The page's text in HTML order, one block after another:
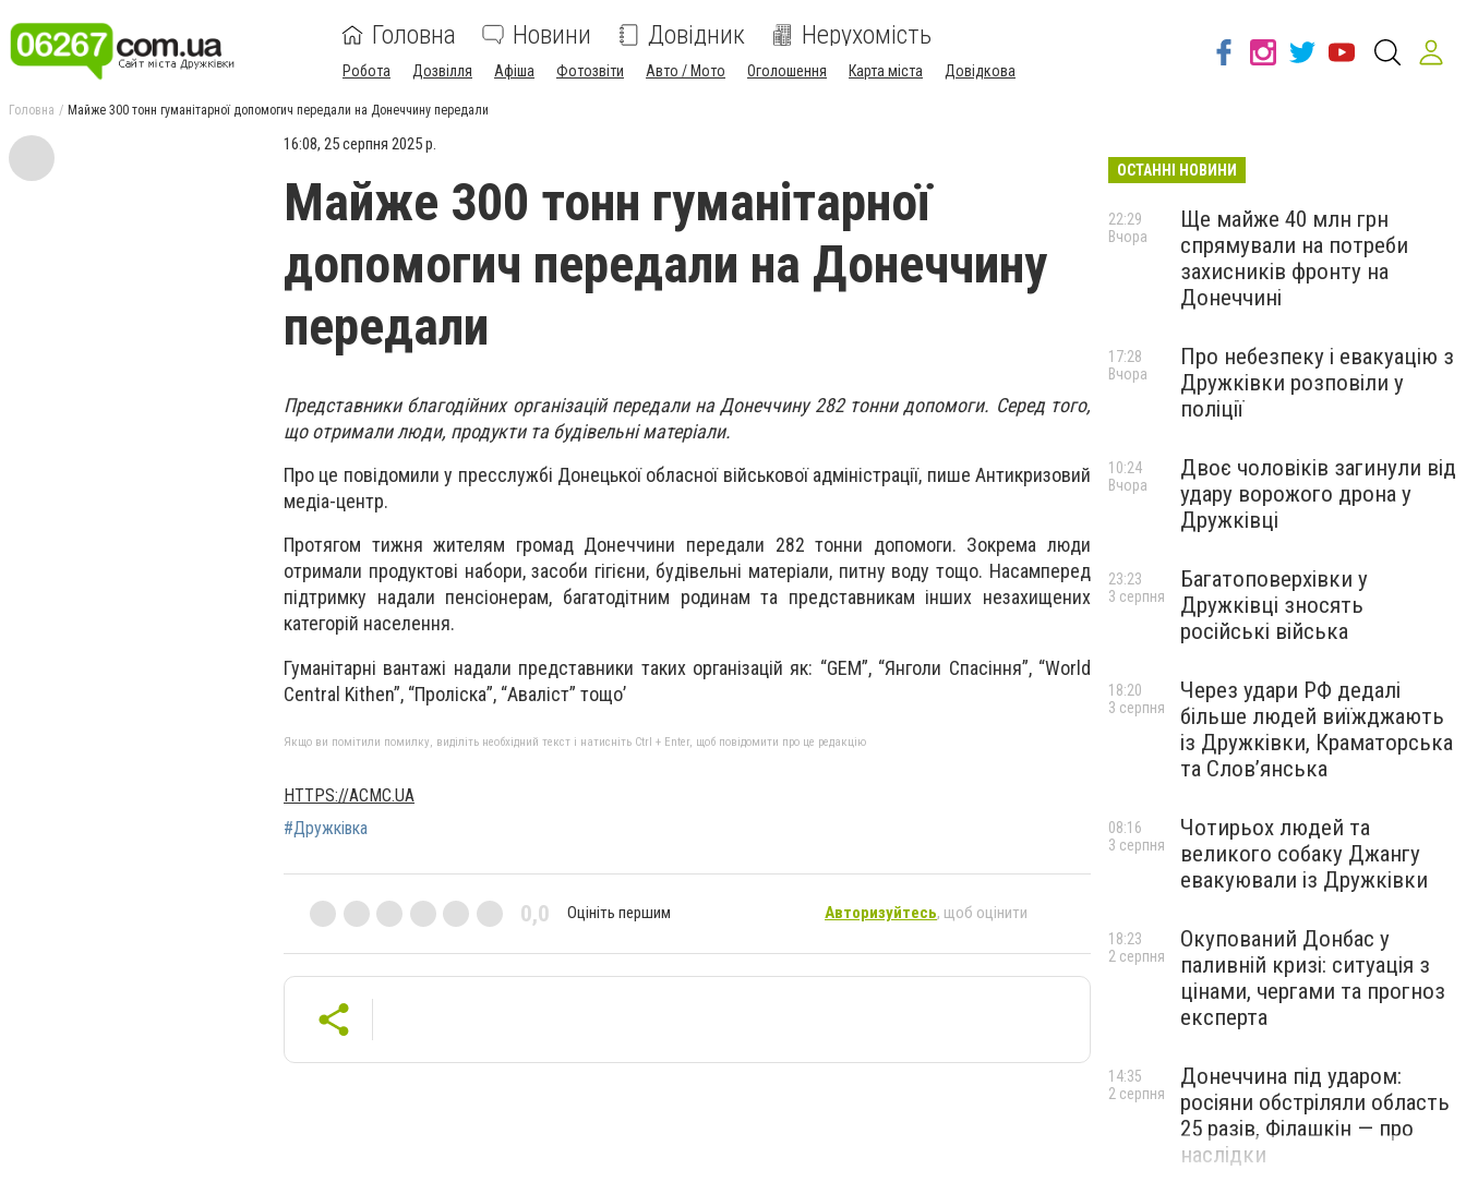
Головна Новини Довідник Нерухомість
Робота Дозвілля Афіша Фотозвіти Авто / Мото Оголошення Карта міста Довідкова
Головна Майже 300 тонн гуманітарної допомогич передали на Донеччину передали
16:08, 25 серпня 2025 р.
Майже 300 тонн гуманітарної
допомогич передали на Донеччину
передали
Представники благодійних організацій передали на Донеччину 282 тонни допомоги. Серед того,
що отримали люди, продукти та будівельні матеріали.
Про це повідомили у пресслужбі Донецької обласної військової адміністрації, пише Антикризовий
медіа-центр.
Протягом тижня жителям громад Донеччини передали 282 тонни допомоги. Зокрема люди
отримали продуктові набори, засоби гігієни, будівельні матеріали, питну воду тощо. Насамперед
підтримку надали пенсіонерам, багатодітним родинам та представникам інших незахищених
категорій населення.
Гуманітарні вантажі надали представники таких організацій як: “GEM”, “Янголи Спасіння”, “World
Central Kithen”, “Проліска”, “Аваліст” тощоʼ
Якщо ви помітили помилку, виділіть необхідний текст і натисніть Ctrl + Enter, щоб повідомити про це редакцію
HTTPS://ACMC.UA
#Дружківка
0,0 Оцініть першим Авторизуйтесь, щоб оцінити
ОСТАННІ НОВИНИ
Ще майже 40 млн грн
спрямували на потреби
захисників фронту на
Донеччині
22:29
Вчора
Про небезпеку і евакуацію з
Дружківки розповіли у
поліції
17:28
Вчора
Двоє чоловіків загинули від
удару ворожого дрона у
Дружківці
10:24
Вчора
Багатоповерхівки у
Дружківці зносять
російські війська
23:23
3 серпня
Через удари РФ дедалі
більше людей виїжджають
із Дружківки, Краматорська
та Слов’янська
18:20
3 серпня
Чотирьох людей та
великого собаку Джангу
евакуювали із Дружківки
08:16
3 серпня
Окупований Донбас у
паливній кризі: ситуація з
цінами, чергами та прогноз
експерта
18:23
2 серпня
Донеччина під ударом:
росіяни обстріляли область
25 разів, Філашкін — про
наслідки
14:35
2 серпня